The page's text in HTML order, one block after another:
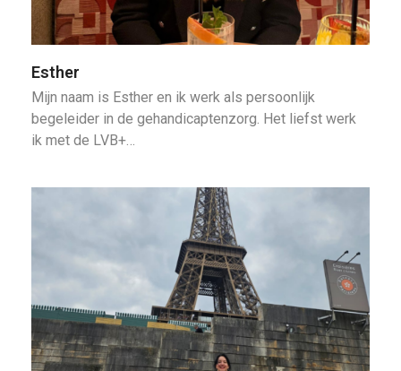
Esther
Mijn naam is Esther en ik werk als persoonlijk
begeleider in de gehandicaptenzorg. Het liefst werk
ik met de LVB+…